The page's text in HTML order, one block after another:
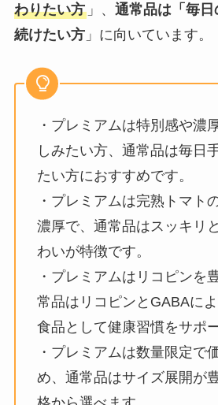
わりたい方」、 通常品は「毎
続けたい方」に向いています。
・プレミアムは特別感や濃
しみたい方、通常品は毎日
たい方におすすめです。
・プレミアムは完熟トマト
濃厚で、通常品はスッキリ
わいが特徴です。
・プレミアムはリコピンを
常品はリコピンとGABAに
食品として健康習慣をサポ
・プレミアムは数量限定で
め、通常品はサイズ展開が